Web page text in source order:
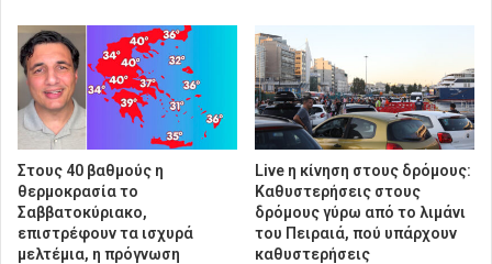
Στους 40 βαθμούς η
θερμοκρασία το
Σαββατοκύριακο,
επιστρέφουν τα ισχυρά
μελτέμια, η πρόγνωση
Live η κίνηση στους δρόμους:
Καθυστερήσεις στους
δρόμους γύρω από το λιμάνι
του Πειραιά, πού υπάρχουν
καθυστερήσεις